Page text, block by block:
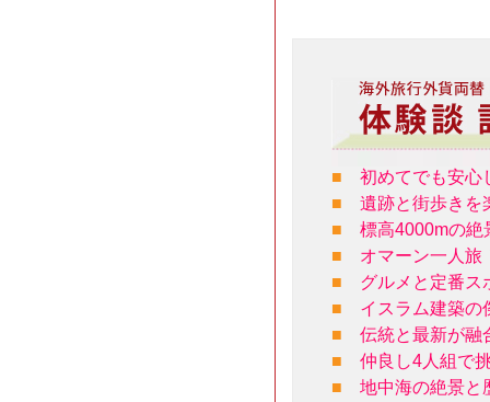
■
初めてでも安心
■
遺跡と街歩きを
■
標高4000mの絶
■
オマーン一人旅
■
グルメと定番ス
■
イスラム建築の
■
伝統と最新が融
■
仲良し4人組で
■
地中海の絶景と